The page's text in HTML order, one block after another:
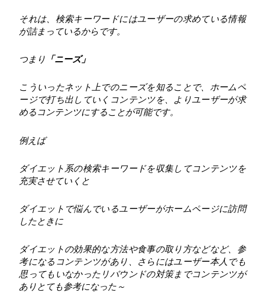
それは、検索キーワードにはユーザーの求めている情報
が詰まっているからです。
つまり 「ニーズ」
こういったネット上でのニーズを知ることで、ホームペ
ージで打ち出していくコンテンツを、よりユーザーが求
めるコンテンツにすることが可能です。
例えば
ダイエット系の検索キーワードを収集してコンテンツを
充実させていくと
ダイエットで悩んでいるユーザーがホームページに訪問
したときに
ダイエットの効果的な方法や食事の取り方などなど、参
考になるコンテンツがあり、さらにはユーザー本人でも
思ってもいなかったリバウンドの対策までコンテンツが
ありとても参考になった～